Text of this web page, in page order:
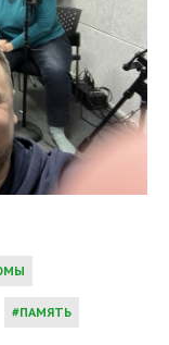
ПАМЯТЬ